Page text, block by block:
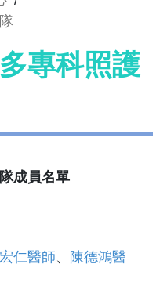
專科照護
成員名單
仁醫師、
陳德鴻醫